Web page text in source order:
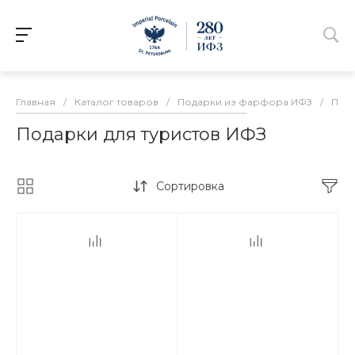
Главная / Каталог товаров / Подарки из фарфора ИФЗ /
Подарки для туристов ИФЗ
Сортировка